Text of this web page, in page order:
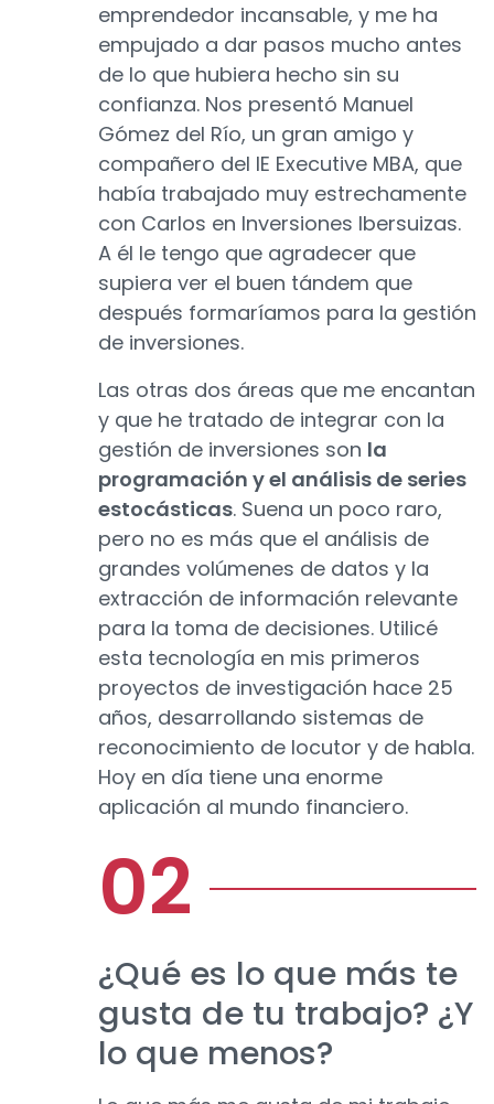
emprendedor incansable, y me ha
empujado a dar pasos mucho antes
de lo que hubiera hecho sin su
confianza. Nos presentó Manuel
Gómez del Río, un gran amigo y
compañero del IE Executive MBA, que
había trabajado muy estrechamente
con Carlos en Inversiones Ibersuizas.
A él le tengo que agradecer que
supiera ver el buen tándem que
después formaríamos para la gestión
de inversiones.
Las otras dos áreas que me encantan
y que he tratado de integrar con la
gestión de inversiones son la
programación y el análisis de series
estocásticas. Suena un poco raro,
pero no es más que el análisis de
grandes volúmenes de datos y la
extracción de información relevante
para la toma de decisiones. Utilicé
esta tecnología en mis primeros
proyectos de investigación hace 25
años, desarrollando sistemas de
reconocimiento de locutor y de habla.
Hoy en día tiene una enorme
aplicación al mundo financiero.
¿Qué es lo que más te
gusta de tu trabajo? ¿Y
lo que menos?